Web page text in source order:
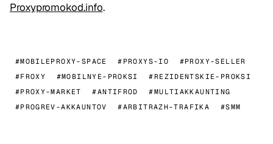
Proxypromokod.info.
#MOBILEPROXY-SPACE #PROXYS-IO
#PROXY-SELLER
#FROXY
#MOBILNYE-PROKSI
#REZIDENTSKIE-PROKSI
#PROXY-MARKET
#ANTIFROD
#MULTIAKKAUNTING
#PROGREV-AKKAUNTOV
#ARBITRAZH-TRAFIKA #SMM